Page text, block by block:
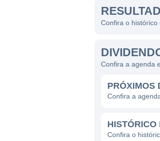
Confira o histórico
Confira a agenda
PRÓXIMOS
Confira a
HISTÓRICO
Confira o